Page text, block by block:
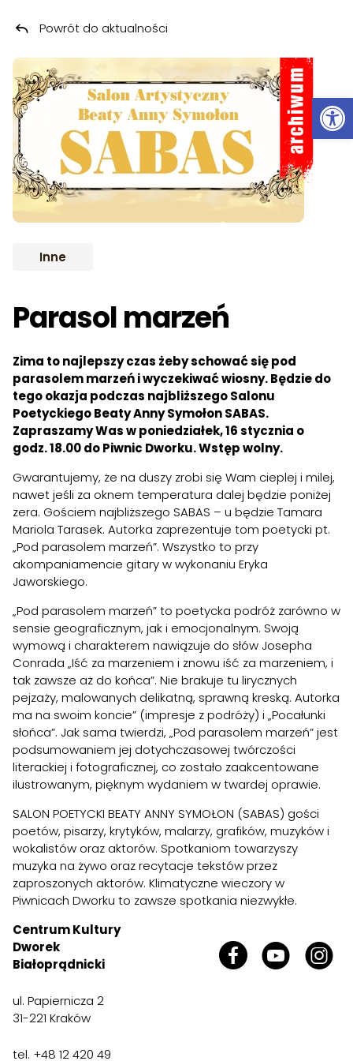
Przeskocz do treści
ARCHIWUM
Inne
Parasol marzeń
Powrót do aktualności
Zima to najlepszy czas żeby schować się pod
parasolem marzeń i wyczekiwać wiosny. Będzie do
tego okazja podczas najbliższego Salonu
Poetyckiego Beaty Anny Symołon SABAS.
Zapraszamy Was w poniedziałek, 16 stycznia o
godz. 18.00 do Piwnic Dworku. Wstęp wolny.
Gwarantujemy, że na duszy zrobi się Wam cieplej i milej,
nawet jeśli za oknem temperatura dalej będzie poniżej
zera. Gościem najbliższego SABAS – u będzie Tamara
Mariola Tarasek. Autorka zaprezentuje tom poetycki pt.
„Pod parasolem marzeń”. Wszystko to przy
akompaniamencie gitary w wykonaniu Eryka
Jaworskiego.
„Pod parasolem marzeń” to poetycka podróż zarówno w
sensie geograficznym, jak i emocjonalnym. Swoją
wymową i charakterem nawiązuje do słów Josepha
Conrada „Iść za marzeniem i znowu iść za marzeniem, i
tak zawsze aż do końca”. Nie brakuje tu lirycznych
pejzaży, malowanych delikatną, sprawną kreską. Autorka
ma na swoim koncie” (impresje z podróży) i „Pocałunki
słońca”. Jak sama twierdzi, „Pod parasolem marzeń” jest
podsumowaniem jej dotychczasowej twórczości
literackiej i fotograficznej, co zostało zaakcentowane
ilustrowanym, pięknym wydaniem w twardej oprawie.
SALON POETYCKI BEATY ANNY SYMOŁON (SABAS) gości
poetów, pisarzy, krytyków, malarzy, grafików, muzyków i
wokalistów oraz aktorów. Spotkaniom towarzyszy
muzyka na żywo oraz recytacje tekstów przez
zaproszonych aktorów. Klimatyczne wieczory w
Piwnicach Dworku to zawsze spotkania niezwykłe.
Centrum Kultury
Dworek
Białoprądnicki
ul. Papiernicza 2
31-221 Kraków
tel. +48 12 420 49